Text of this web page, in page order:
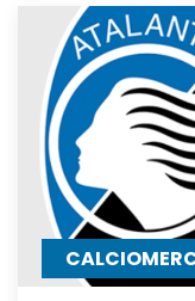
23,
Serie
C
B